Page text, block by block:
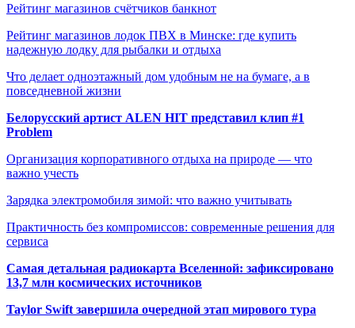
Рейтинг магазинов счётчиков банкнот
Рейтинг магазинов лодок ПВХ в Минске: где купить
надежную лодку для рыбалки и отдыха
Что делает одноэтажный дом удобным не на бумаге, а в
повседневной жизни
Белорусский артист ALEN HIT представил клип #1
Problem
Организация корпоративного отдыха на природе — что
важно учесть
Зарядка электромобиля зимой: что важно учитывать
Практичность без компромиссов: современные решения для
сервиса
Самая детальная радиокарта Вселенной: зафиксировано
13,7 млн космических источников
Taylor Swift завершила очередной этап мирового тура